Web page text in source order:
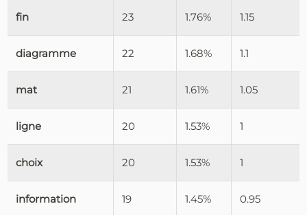
fin 23 1.76% 1.15
diagramme 22 1.68% 1.1
mat 21 1.61% 1.05
ligne 20 1.53% 1
choix 20 1.53% 1
information 19 1.45% 0.95